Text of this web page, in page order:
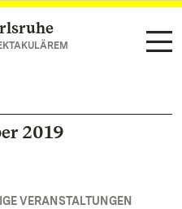
2019
VERANSTALTUNGEN